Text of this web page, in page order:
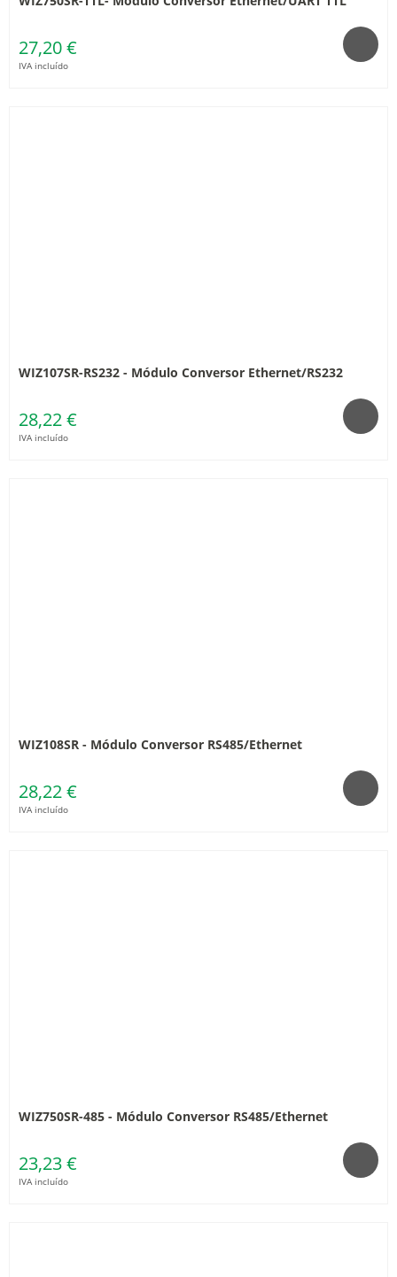
27,20 €
IVA incluído
WIZ107SR-RS232 - Módulo Conversor Ethernet/RS232
28,22 €
IVA incluído
WIZ108SR - Módulo Conversor RS485/Ethernet
28,22 €
IVA incluído
WIZ750SR-485 - Módulo Conversor RS485/Ethernet
23,23 €
IVA incluído